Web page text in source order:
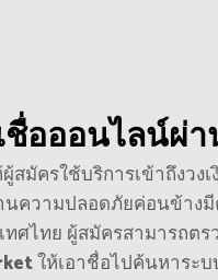
ชื่อออนไลน์ผ่
มัครใช้บริการเข้าถึงวง
นความปลอดภัยค่อนข้าง
ศไทย ผู้สมัครสามารถตร
ให้เอาชื่อไปค้นหาระ